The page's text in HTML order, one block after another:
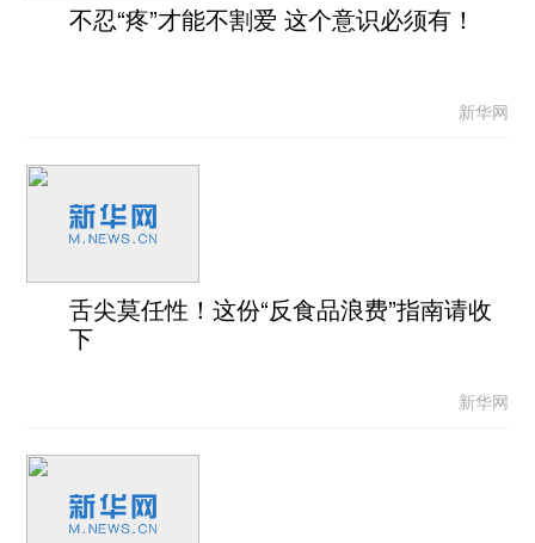
不忍“疼”才能不割爱 这个意识必须有！
新华网
舌尖莫任性！这份“反食品浪费”指南请收
下
新华网